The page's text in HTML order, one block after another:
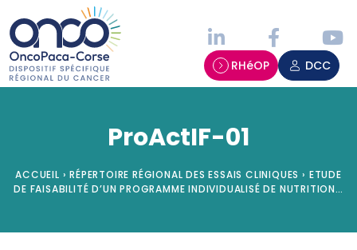
RHéOP DCC
ProActIF-01
ACCUEIL › RÉPERTOIRE RÉGIONAL DES ESSAIS CLINIQUES › ETUDE
DE FAISABILITÉ D’UN PROGRAMME INDIVIDUALISÉ DE NUTRITION…
Panneau de gestion des cookies